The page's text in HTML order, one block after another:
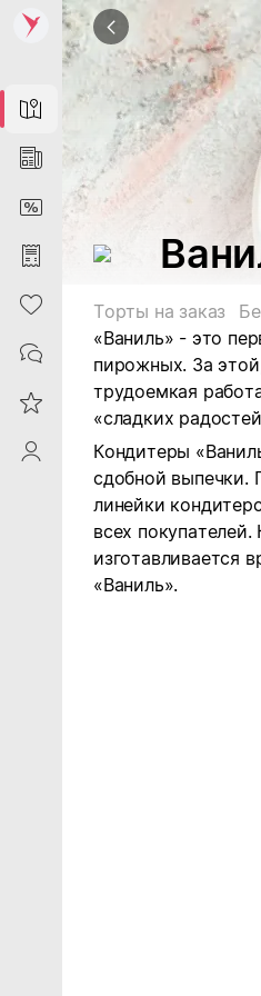
Map
News
DiscountCard
Purchases
Heart
Contacts
Reviews
ProfileSaby
Торты на заказ
«Ваниль» - это
пирожных. За
трудоемкая
«сладких
Кондитеры
сдобной выпечки.
линейки
всех
изготавливается
«Ваниль».